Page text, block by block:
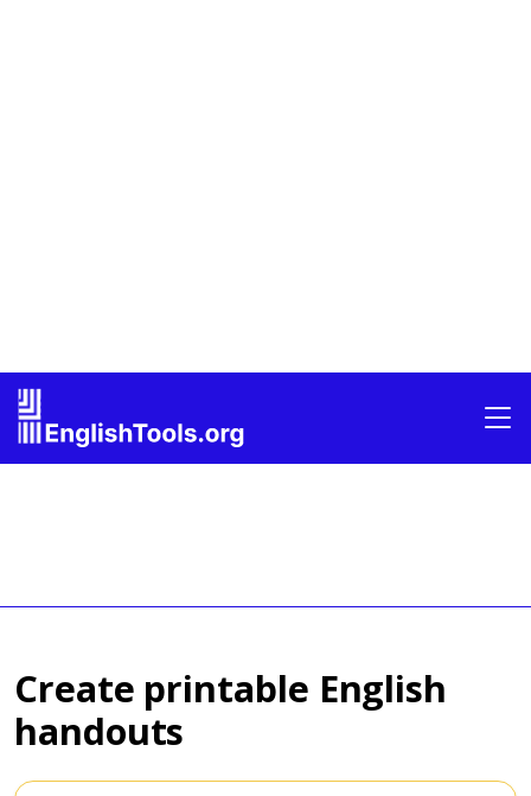
Create printable English
handouts